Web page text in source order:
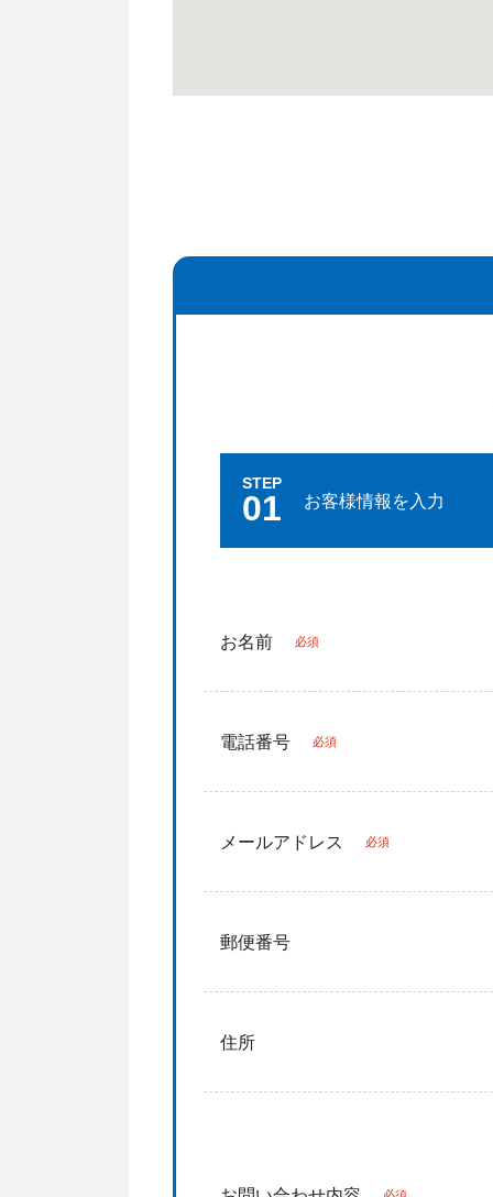
STEP
01 お客様情報を入力
お名前 必須
電話番号 必須
メールアドレス 必須
郵便番号
住所